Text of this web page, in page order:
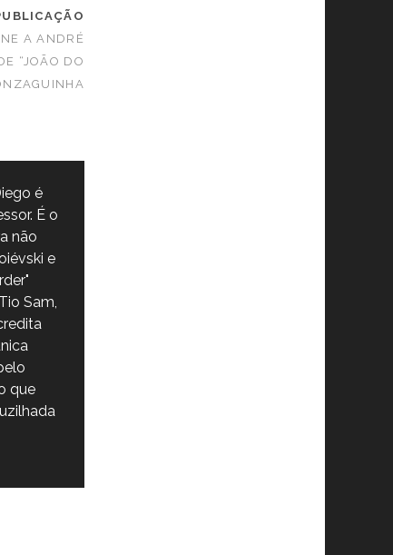
A ANDRÉ
“JOÃO DO
é
É o
não
e
Sam,
que